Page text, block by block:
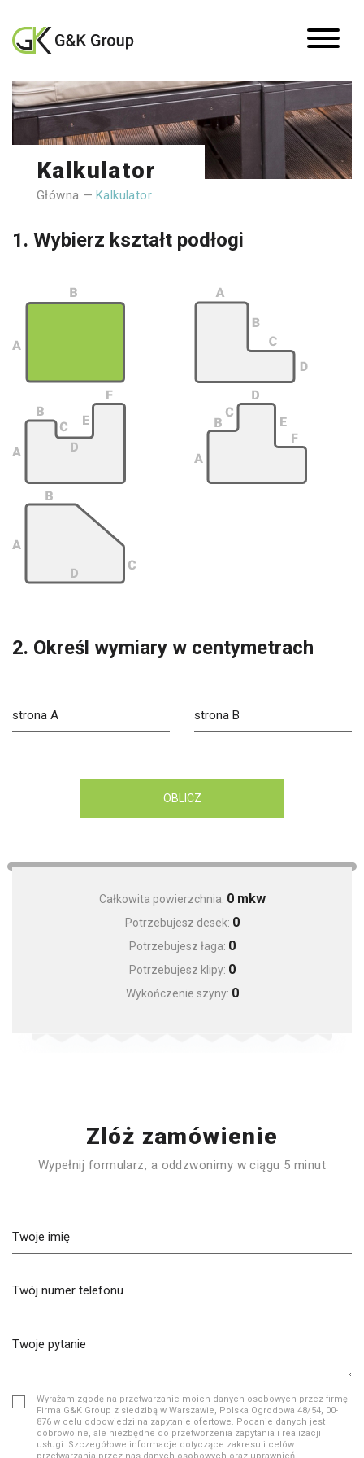
Kalkulator
Główna — Kalkulator
1. Wybierz kształt podłogi
2. Określ wymiary w centymetrach
strona A strona B
OBLICZ
Całkowita powierzchnia: 0mkw
Potrzebujesz desek: 0
Potrzebujesz łaga: 0
Potrzebujesz klipy: 0
Wykończenie szyny: 0
Zlóż zamówienie
Wypełnij formularz, a oddzwonimy w ciągu 5 minut
Twoje imię
Twój numer telefonu
Twoje pytanie
Wyrażam zgodę na przetwarzanie moich danych osobowych przez firmę
Firma G&K Group z siedzibą w Warszawie, Polska Ogrodowa 48/54, 00-
876 w celu odpowiedzi na zapytanie ofertowe. Podanie danych jest
dobrowolne, ale niezbędne do przetworzenia zapytania i realizacji
usługi. Szczegółowe informacje dotyczące zakresu i celów